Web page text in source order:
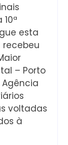
esta
recebeu
– Porto
voltadas
à